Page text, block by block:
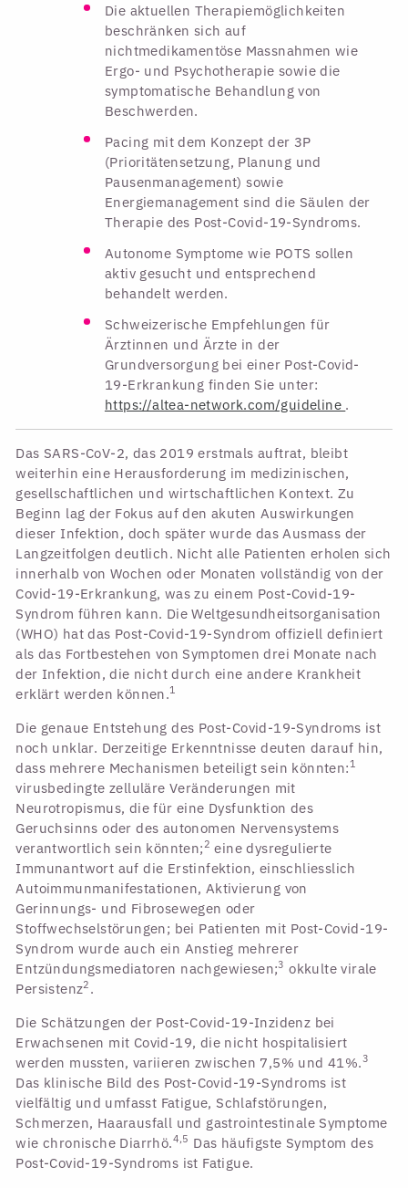
Die aktuellen Therapiemöglichkeiten
beschränken sich auf
nichtmedikamentöse Massnahmen wie
Ergo- und Psychotherapie sowie die
symptomatische Behandlung von
Beschwerden.
Pacing mit dem Konzept der 3P
(Prioritätensetzung, Planung und
Pausenmanagement) sowie
Energiemanagement sind die Säulen der
Therapie des Post-Covid-19-Syndroms.
Autonome Symptome wie POTS sollen
aktiv gesucht und entsprechend
behandelt werden.
Schweizerische Empfehlungen für
Ärztinnen und Ärzte in der
Grundversorgung bei einer Post-Covid-
19-Erkrankung finden Sie unter:
https://altea-network.com/guideline .
Das SARS-CoV-2, das 2019 erstmals auftrat, bleibt
weiterhin eine Herausforderung im medizinischen,
gesellschaftlichen und wirtschaftlichen Kontext. Zu
Beginn lag der Fokus auf den akuten Auswirkungen
dieser Infektion, doch später wurde das Ausmass der
Langzeitfolgen deutlich. Nicht alle Patienten erholen sich
innerhalb von Wochen oder Monaten vollständig von der
Covid-19-Erkrankung, was zu einem Post-Covid-19-
Syndrom führen kann. Die Weltgesundheitsorganisation
(WHO) hat das Post-Covid-19-Syndrom offiziell definiert
als das Fortbestehen von Symptomen drei Monate nach
der Infektion, die nicht durch eine andere Krankheit
erklärt werden können.1
Die genaue Entstehung des Post-Covid-19-Syndroms ist
noch unklar. Derzeitige Erkenntnisse deuten darauf hin,
dass mehrere Mechanismen beteiligt sein könnten: 1
virusbedingte zelluläre Veränderungen mit
Neurotropismus, die für eine Dysfunktion des
Geruchsinns oder des autonomen Nervensystems
verantwortlich sein könnten;2 eine dysregulierte
Immunantwort auf die Erstinfektion, einschliesslich
Autoimmunmanifestationen, Aktivierung von
Gerinnungs- und Fibrosewegen oder
Stoffwechselstörungen; bei Patienten mit Post-Covid-19-
Syndrom wurde auch ein Anstieg mehrerer
Entzündungsmediatoren nachgewiesen;3 okkulte virale
Persistenz2 .
Die Schätzungen der Post-Covid-19-Inzidenz bei
Erwachsenen mit Covid-19, die nicht hospitalisiert
werden mussten, variieren zwischen 7,5% und 41%.3
Das klinische Bild des Post-Covid-19-Syndroms ist
vielfältig und umfasst Fatigue, Schlafstörungen,
Schmerzen, Haarausfall und gastrointestinale Symptome
wie chronische Diarrhö.4,5 Das häufigste Symptom des
Post-Covid-19-Syndroms ist Fatigue.